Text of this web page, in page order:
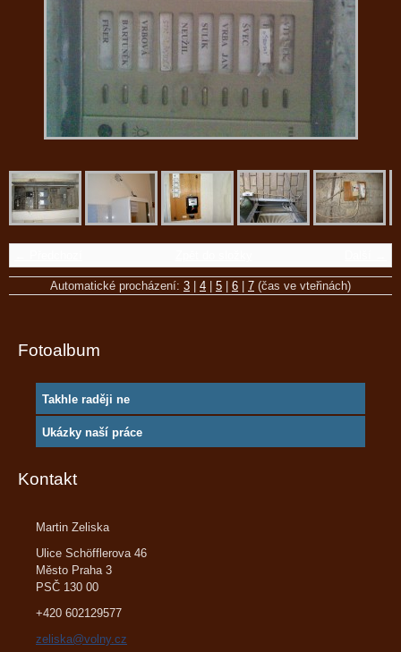
Automatické procházení: 3 4 5 6 7 (čas ve vteřinách)
Fotoalbum
Takhle raději ne
Ukázky naší práce
Kontakt
Martin Zeliska
Ulice Schöfflerova 46
Město Praha 3
PSČ 130 00
+420 602129577
zeliska@volny.cz